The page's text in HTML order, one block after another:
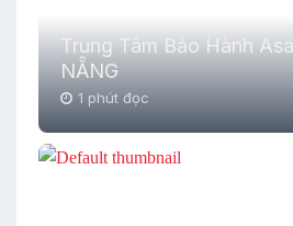
Trung Tâm Bảo Hành
NẴNG
1 phút đọc